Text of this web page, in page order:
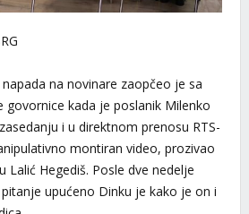
na novinare zaopčeo je sa
govornice kada je poslanik Milenko
i u direktnom prenosu RTS-
montiran video, prozivao
Lalić Hegediš. Posle dve nedelje
upućeno Dinku je kako je on i